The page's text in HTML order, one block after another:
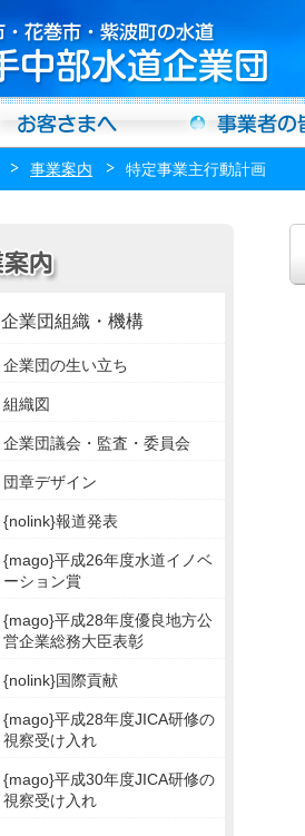
事業案内 特定事業主行動計画
企業団組織・機構
企業団の生い立ち
組織図
企業団議会・監査・委員会
団章デザイン
{nolink}報道発表
{mago}平成26年度水道イノベ
ーション賞
{mago}平成28年度優良地方公
営企業総務大臣表彰
{nolink}国際貢献
{mago}平成28年度JICA研修の
視察受け入れ
{mago}平成30年度JICA研修の
視察受け入れ